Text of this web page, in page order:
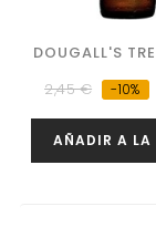
DOUGALL'S
Precio
regular
2,45 € -10%
AÑADIR A LA